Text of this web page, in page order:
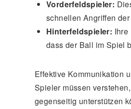
Vorderfeldspieler:
schnellen Angriffen der
Hinterfeldspieler:
dass der Ball im Spiel
Effektive Kommunikation
Spieler müssen
gegenseitig unterstützen